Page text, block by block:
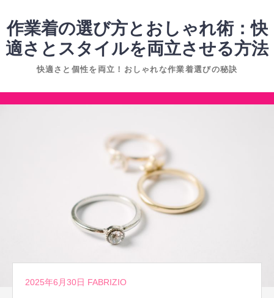
ン
テ
ン
へ
ス
作業着の選び方とおしゃれ術：快
適さとスタイルを両立させる方法
快適さと個性を両立！おしゃれな作業着選びの秘訣
コ
2025年6月30日 FABRIZIO